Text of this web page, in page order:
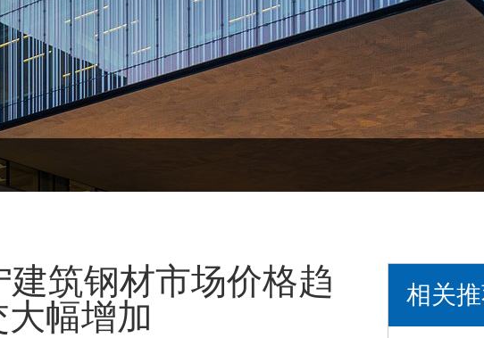
筑钢材市场价格趋
幅增加
相关